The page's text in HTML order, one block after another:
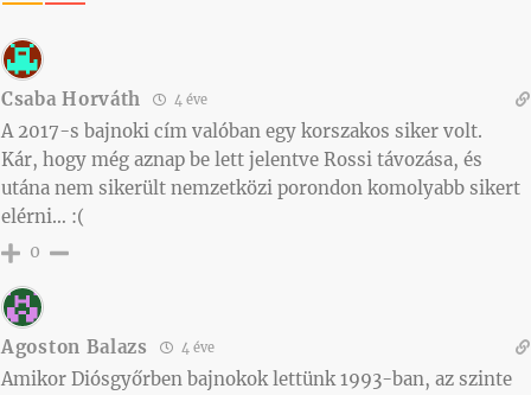
Csaba Horváth 4 éve
A 2017-s bajnoki cím valóban egy korszakos siker volt.
Kár, hogy még aznap be lett jelentve Rossi távozása, és
utána nem sikerült nemzetközi porondon komolyabb sikert
elérni… :(
0
Agoston Balazs 4 éve
Amikor Diósgyőrben bajnokok lettünk 1993-ban, az szinte